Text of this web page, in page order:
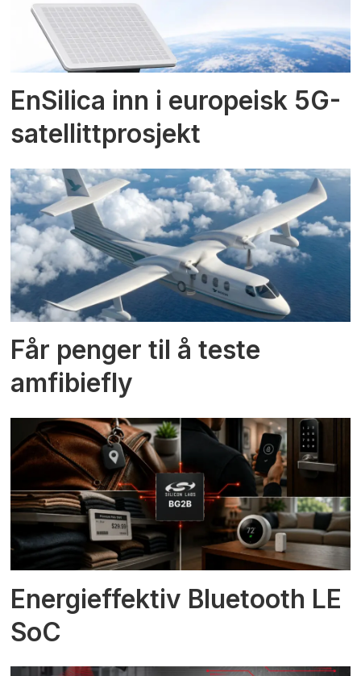
EnSilica inn i europeisk 5G-
satellittprosjekt
Får penger til å teste
amfibiefly
Energieffektiv Bluetooth LE
SoC